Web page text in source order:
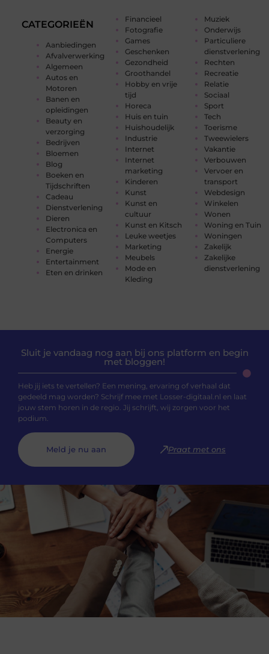
CATEGORIEËN
Aanbiedingen
Afvalverwerking
Algemeen
Autos en
Motoren
Banen en
opleidingen
Beauty en
verzorging
Bedrijven
Bloemen
Blog
Boeken en
Tijdschriften
Cadeau
Dienstverlening
Dieren
Electronica en
Computers
Energie
Entertainment
Eten en drinken
Financieel
Fotografie
Games
Geschenken
Gezondheid
Groothandel
Hobby en vrije
tijd
Horeca
Huis en tuin
Huishoudelijk
Industrie
Internet
Internet
marketing
Kinderen
Kunst
Kunst en
cultuur
Kunst en Kitsch
Leuke weetjes
Marketing
Meubels
Mode en
Kleding
Muziek
Onderwijs
Particuliere
dienstverlening
Rechten
Recreatie
Relatie
Sociaal
Sport
Tech
Toerisme
Tweewielers
Vakantie
Verbouwen
Vervoer en
transport
Webdesign
Winkelen
Wonen
Woning en Tuin
Woningen
Zakelijk
Zakelijke
dienstverlening
Sluit je vandaag nog aan bij ons platform en begin
met bloggen!
Heb jij iets te vertellen? Een mening, ervaring of verhaal dat
gedeeld mag worden? Schrijf mee met Losser-digitaal.nl en laat
jouw stem horen in de regio. Jij schrijft, wij zorgen voor het
podium.
Meld je nu aan Praat met ons